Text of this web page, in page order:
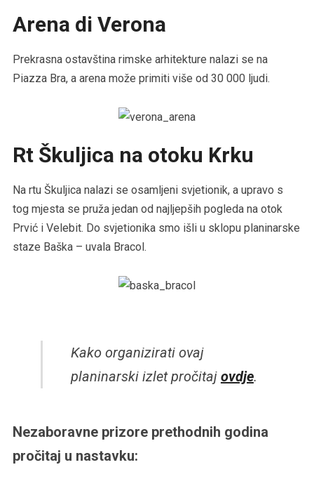
Arena di Verona
Prekrasna ostavština rimske arhitekture nalazi se na
Piazza Bra, a arena može primiti više od 30 000 ljudi.
Rt Škuljica na otoku Krku
Na rtu Škuljica nalazi se osamljeni svjetionik, a upravo s
tog mjesta se pruža jedan od najljepših pogleda na otok
Prvić i Velebit. Do svjetionika smo išli u sklopu planinarske
staze Baška – uvala Bracol.
Kako organizirati ovaj
planinarski izlet pročitaj ovdje.
Nezaboravne prizore prethodnih godina
pročitaj u nastavku: